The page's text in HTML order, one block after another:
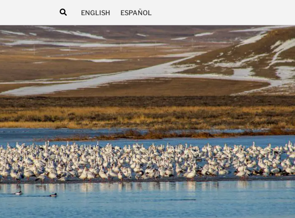
ENGLISH ESPAÑOL